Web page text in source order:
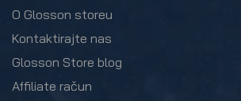
O Glosson storeu
Kontaktirajte nas
Glosson Store blog
Affiliate račun